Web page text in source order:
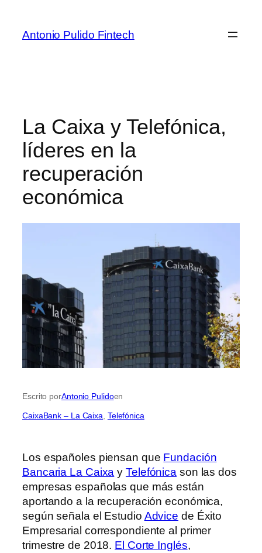
Antonio Pulido Fintech
La Caixa y Telefónica,
líderes en la
recuperación
económica
Escrito porAntonio Pulidoen
CaixaBank – La Caixa Telefónica
Los españoles piensan que Fundación
Bancaria La Caixa yTelefónica son las dos
empresas españolas que más están
aportando a la recuperación económica,
según señala el Estudio Advice de Éxito
Empresarial correspondiente al primer
trimestre de 2018. El Corte Inglés,